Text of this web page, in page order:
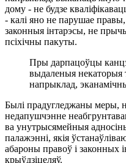
дому - не будзе
- калі яно не парушае
законныя інтарэсы, не
псіхічны пакуты.
Пры дарпацоўцы
выдаленыя некаторыя
напрыклад,
Былі прадугледжаны меры,
недапушчэнне
ва унутрысямейныя
палажэнні, якія
абароны правоў і законных
крыўдзіцеляў.